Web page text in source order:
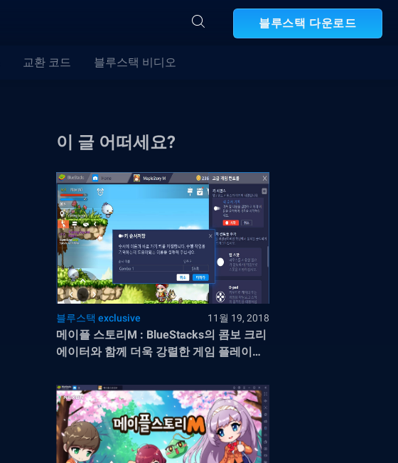
블루스택 다운로드
교환 코드 블루스택 비디오
이 글 어떠세요?
블루스택 exclusive 11월 19, 2018
메이플 스토리M : BlueStacks의 콤보 크리
에이터와 함께 더욱 강렬한 게임 플레이를